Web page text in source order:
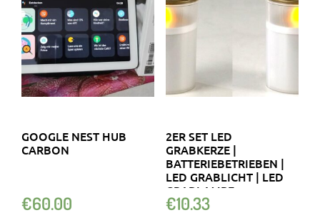
GOOGLE NEST HUB
CARBON
€60.00
2ER SET LED
GRABKERZE |
BATTERIEBETRIEBEN |
LED GRABLICHT | LED
GRABLAMPE
€10.33